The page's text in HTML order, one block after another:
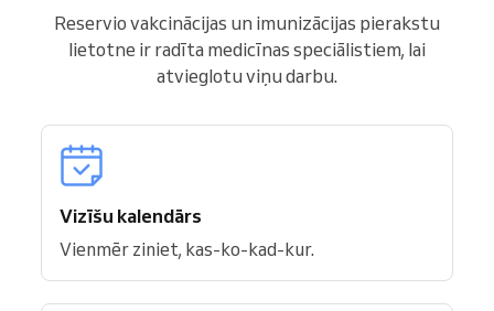
Reservio vakcinācijas un imunizācijas pierakstu
lietotne ir radīta medicīnas speciālistiem, lai
atvieglotu viņu darbu.
Vizīšu kalendārs
Vienmēr ziniet, kas-ko-kad-kur.